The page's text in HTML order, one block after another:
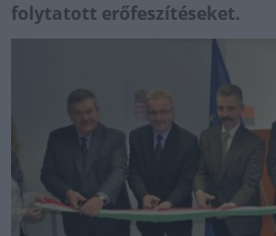
folytatott erőfeszítéseket.